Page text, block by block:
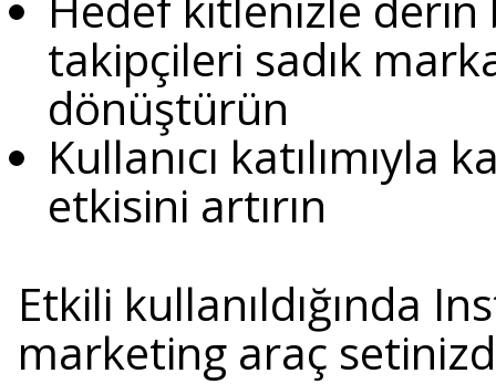
takipçileri sadık
dönüştürün
Kullanıcı
etkisini artırın
Etkili kullanıldığında
marketing araç